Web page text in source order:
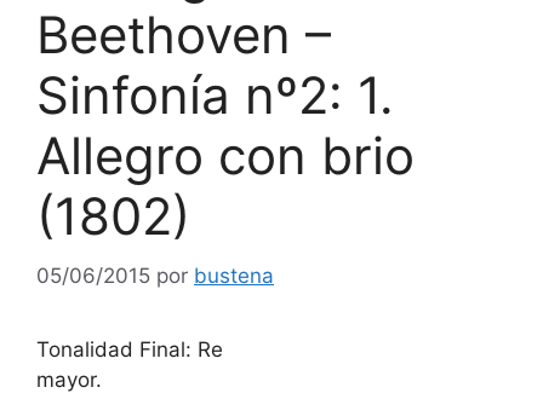
Beethoven –
Sinfonía nº2: 1.
Allegro con brio
(1802)
05/06/2015 por bustena
Tonalidad Final: Re
mayor.